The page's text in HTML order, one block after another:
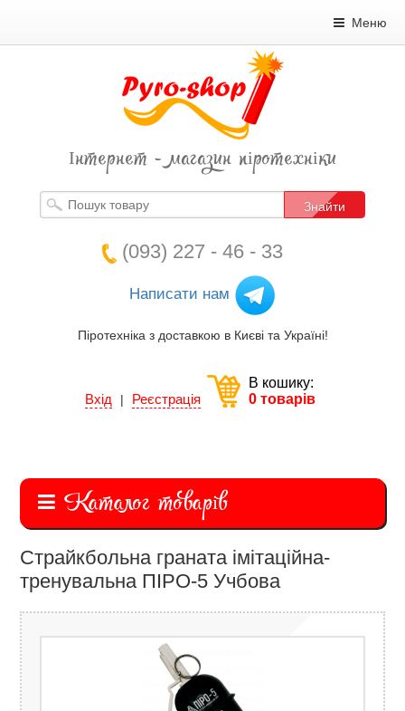
Меню
Інтернет - магазин піротехніки
Знайти
(093) 227 - 46 - 33
Написати нам
Піротехніка з доставкою в Києві та Україні!
Вхід | Реєстрація
В кошику:
0 товарів
Каталог товарів
Страйкбольна граната імітаційна-
тренувальна ПІРО-5 Учбова